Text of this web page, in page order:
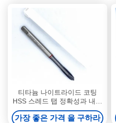
티타늄 나이트라이드 코팅
HSS 스레드 탭 정확성과 내구
성을 위해 설계 된 전문 스레
드 절단 도구
가장 좋은 가격 을 구하라